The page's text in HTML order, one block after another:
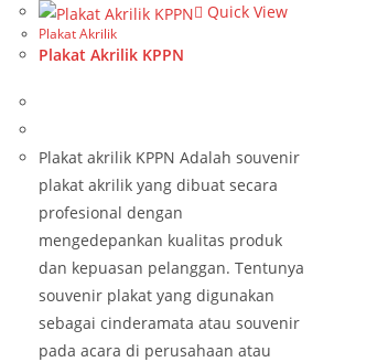
Quick View
Plakat Akrilik
Plakat Akrilik KPPN
Plakat akrilik KPPN Adalah souvenir
plakat akrilik yang dibuat secara
profesional dengan
mengedepankan kualitas produk
dan kepuasan pelanggan. Tentunya
souvenir plakat yang digunakan
sebagai cinderamata atau souvenir
pada acara di perusahaan atau